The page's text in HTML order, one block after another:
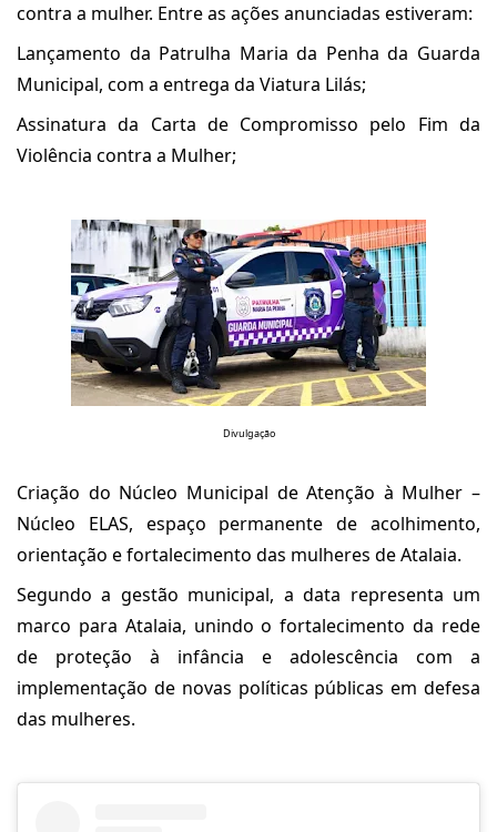
contra a mulher. Entre as ações anunciadas estiveram:
Lançamento da Patrulha Maria da Penha da Guarda
Municipal, com a entrega da Viatura Lilás;
Assinatura da Carta de Compromisso pelo Fim da
Violência contra a Mulher;
Divulgação
Criação do Núcleo Municipal de Atenção à Mulher –
Núcleo ELAS, espaço permanente de acolhimento,
orientação e fortalecimento das mulheres de Atalaia.
Segundo a gestão municipal, a data representa um
marco para Atalaia, unindo o fortalecimento da rede
de proteção à infância e adolescência com a
implementação de novas políticas públicas em defesa
das mulheres.